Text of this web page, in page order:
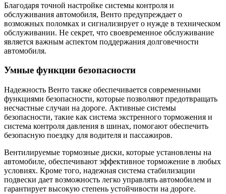
Благодаря точной настройке системы контроля и
обслуживания автомобиля, Венто предупреждает о
возможных поломках и сигнализирует о нужде в техническом
обслуживании. Не секрет, что своевременное обслуживание
является важным аспектом поддержания долговечности
автомобиля.
Умные функции безопасности
Надежность Венто также обеспечивается современными
функциями безопасности, которые позволяют предотвращать
несчастные случаи на дороге. Активные системы
безопасности, такие как система экстренного торможения и
система контроля давления в шинах, помогают обеспечить
безопасную поездку для водителя и пассажиров.
Вентилируемые тормозные диски, которые установлены на
автомобиле, обеспечивают эффективное торможение в любых
условиях. Кроме того, надежная система стабилизации
подвески дает возможность легко управлять автомобилем и
гарантирует высокую степень устойчивости на дороге.